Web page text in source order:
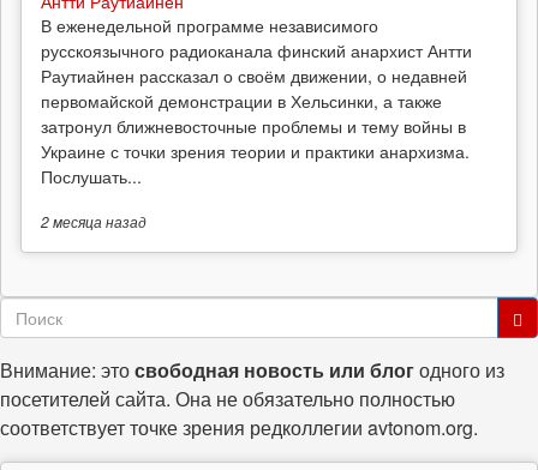
В еженедельной программе независимого
русскоязычного радиоканала финский анархист Антти
Раутиайнен рассказал о своём движении, о недавней
первомайской демонстрации в Хельсинки, а также
затронул ближневосточные проблемы и тему войны в
Украине с точки зрения теории и практики анархизма.
Послушать...
2 месяцаназад
Форма
поиска
Внимание: этосвободная новость или блогодного из
посетителей сайта. Она не обязательно полностью
соответствует точке зрения редколлегии avtonom.org.